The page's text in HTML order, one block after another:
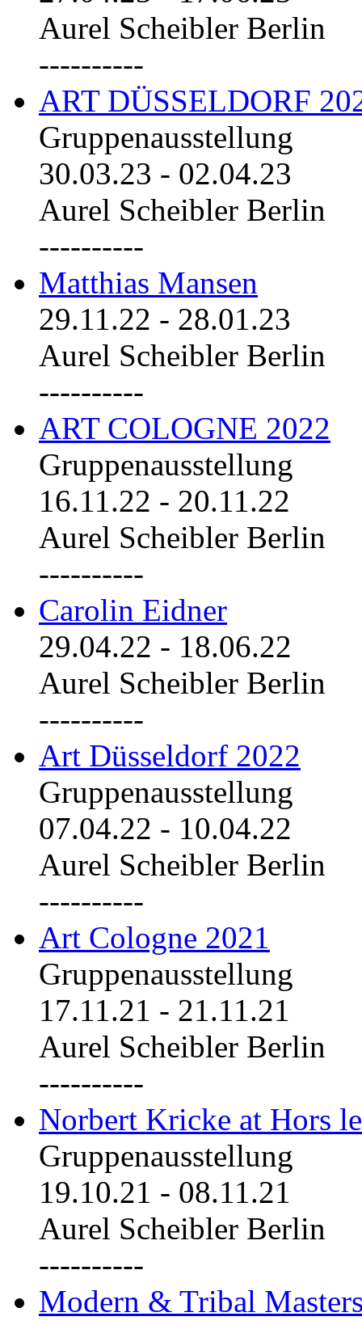
Aurel Scheibler Berlin
----------
ART DÜSSELDORF
Gruppenausstellung
30.03.23 - 02.04.23
Aurel Scheibler Berlin
----------
Matthias Mansen
29.11.22 - 28.01.23
Aurel Scheibler Berlin
----------
ART COLOGNE 2022
Gruppenausstellung
16.11.22 - 20.11.22
Aurel Scheibler Berlin
----------
Carolin Eidner
29.04.22 - 18.06.22
Aurel Scheibler Berlin
----------
Art Düsseldorf 2022
Gruppenausstellung
07.04.22 - 10.04.22
Aurel Scheibler Berlin
----------
Art Cologne 2021
Gruppenausstellung
17.11.21 - 21.11.21
Aurel Scheibler Berlin
----------
Norbert Kricke at Hors
Gruppenausstellung
19.10.21 - 08.11.21
Aurel Scheibler Berlin
----------
Modern & Tribal